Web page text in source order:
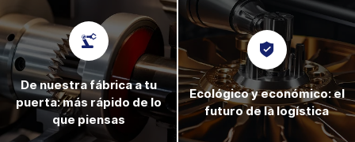
De nuestra fábrica a tu
puerta: más rápido de lo
que piensas
Ecológico y económico: el
futuro de la logística